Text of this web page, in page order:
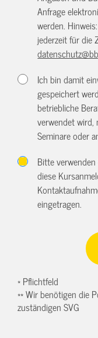
Anfrage
werden.
jederzeit für die
Ich bin damit
gespeichert
betriebliche
verwendet
Seminare oder
Bitte
diese
eingetragen.
* Pflichtfeld
** Wir benötigen die
zuständigen SVG